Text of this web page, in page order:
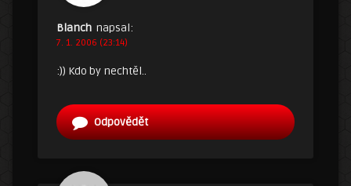
Blanch napsal:
7. 1. 2006 (23:14)
:)) Kdo by nechtěl..
Odpovědět